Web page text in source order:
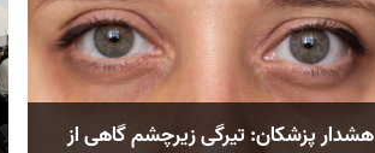
هشدار پزشکان: تیرگی زیرچشم گاهی از